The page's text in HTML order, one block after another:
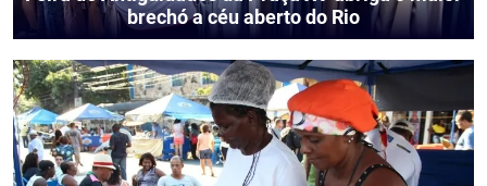
brechó a céu aberto do Rio